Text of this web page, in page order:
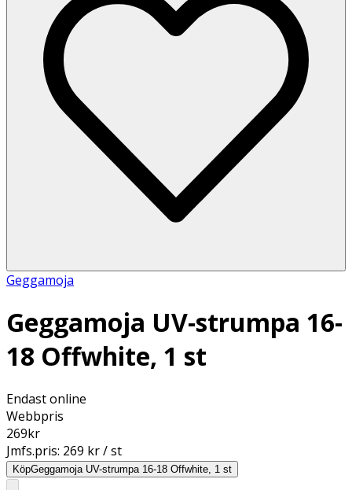
Geggamoja
Geggamoja UV-strumpa 16-
18 Offwhite, 1 st
Endast online
Webbpris
269kr
Jmfs.pris: 269 kr / st
KöpGeggamoja UV-strumpa 16-18 Offwhite, 1 st